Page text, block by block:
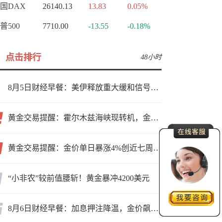
DAX 26140.13 13.83 0.05%
500 7710.00 -13.55 -0.18%
点击排行 48小时
8月5日财经早餐：美伊释放重大缓和信号，现货黄金高位持稳，美油重挫超6%
黄金交易提醒：霍尔木兹海峡现转机，金价小幅反弹，能否借就业数据再上新台阶？
黄金交易提醒：金价单日暴涨4%创近七周新高，加息预期降温叠加霍尔木兹“暂停信号”，牛市重启了？
“小非农”较前值腰斩！黄金暴冲4200美元
8月6日财经早餐：加息押注降温，金价飙升至近两个月高位，地缘缓和预期，美油75关口拉锯